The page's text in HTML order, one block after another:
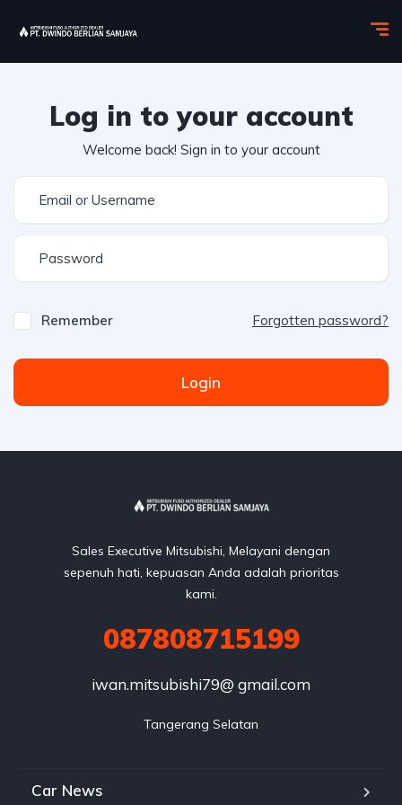
Log in to your account
Welcome back! Sign in to your account
Remember Forgotten password?
Login
Sales Executive Mitsubishi, Melayani dengan
sepenuh hati, kepuasan Anda adalah prioritas
kami.
087808715199
iwan.mitsubishi79@ gmail.com
Tangerang Selatan
Car News